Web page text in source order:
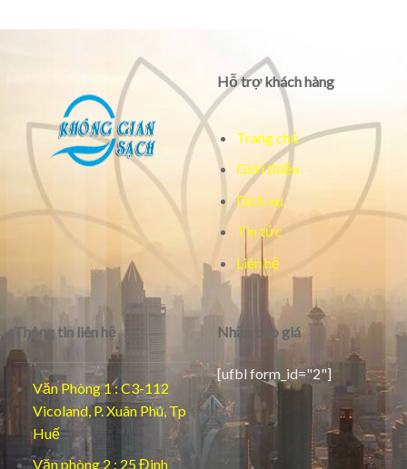
Hỗ trợ khách hàng
Trang chủ
Giới thiệu
Dịch vụ
Tin tức
Liên hệ
Thông tin liên hệ
Văn Phòng 1 : C3-112
Vicoland, P. Xuân Phú, Tp
Huế
Văn phòng 2 : 25 Đinh
Nhận báo giá
[ufbl form_id="2"]